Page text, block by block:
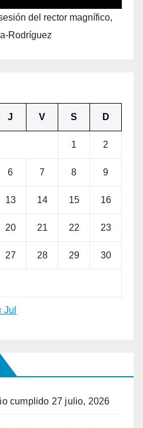
del rector magnífico,
Rodríguez
J V S D
1 2
6 7 8 9
13 14 15 16
20 21 22 23
27 28 29 30
Jul
cumplido 27 julio, 2026